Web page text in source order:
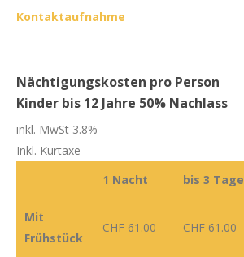
Kontaktaufnahme
Nächtigungskosten pro Person
Kinder bis 12 Jahre 50% Nachlass
inkl. MwSt 3.8%
Inkl. Kurtaxe
1 Nacht
bis 3 Tage
Mit
Frühstück
CHF 61.00 CHF 61.00